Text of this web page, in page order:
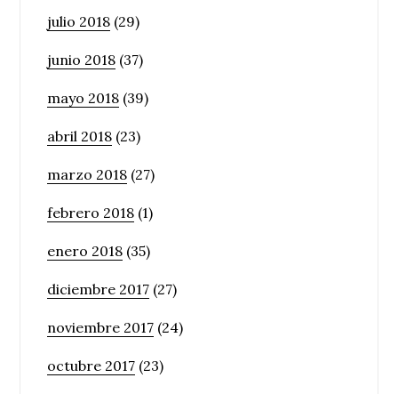
julio 2018 (29)
junio 2018 (37)
mayo 2018 (39)
abril 2018 (23)
marzo 2018 (27)
febrero 2018 (1)
enero 2018 (35)
diciembre 2017 (27)
noviembre 2017 (24)
octubre 2017 (23)